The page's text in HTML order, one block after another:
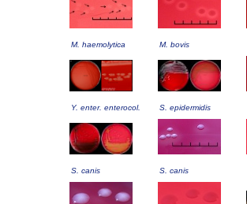
M. haemolytica M. bovis
Y. enter. enterocol. S. epidermidis
S. canis S. canis